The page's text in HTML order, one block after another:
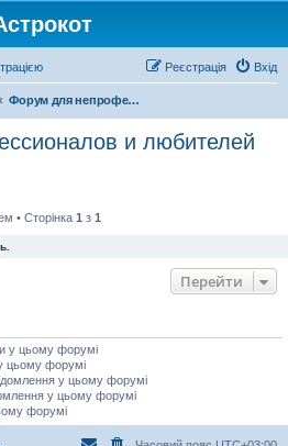
Вхід
Реєстрація
Форум для непрофессионалов и любителей астрологии
и любителей
• Сторінка 1 з 1
Перейти
у цьому форумі
цьому форумі
у цьому форумі
у цьому форумі
форумі